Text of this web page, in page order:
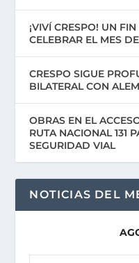
¡VIVÍ CRESPO! UN
CELEBRAR EL MES
CRESPO SIGUE
BILATERAL CON
OBRAS EN EL
RUTA NACIONAL 131
SEGURIDAD VIAL
NOTICIAS DEL